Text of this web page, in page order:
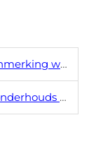
voor industriële toepassingen?
efficiënt te laten draaien?